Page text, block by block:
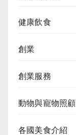
健康飲食
創業
創業服務
動物與寵物照顧
各國美食介紹